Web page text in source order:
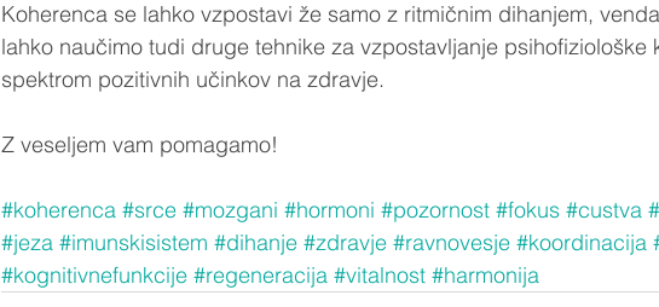
Koherenca se lahko vzpostavi že samo z ritmičnim dihanjem,
lahko naučimo tudi druge tehnike za vzpostavljanje psihofiziološke
spektrom pozitivnih učinkov na zdravje.
Z veseljem vam pomagamo!
#koherenca #srce #mozgani #hormoni #pozornost #fokus #custva
#jeza #imunskisistem #dihanje #zdravje #ravnovesje #koordinacija
#kognitivnefunkcije #regeneracija #vitalnost #harmonija